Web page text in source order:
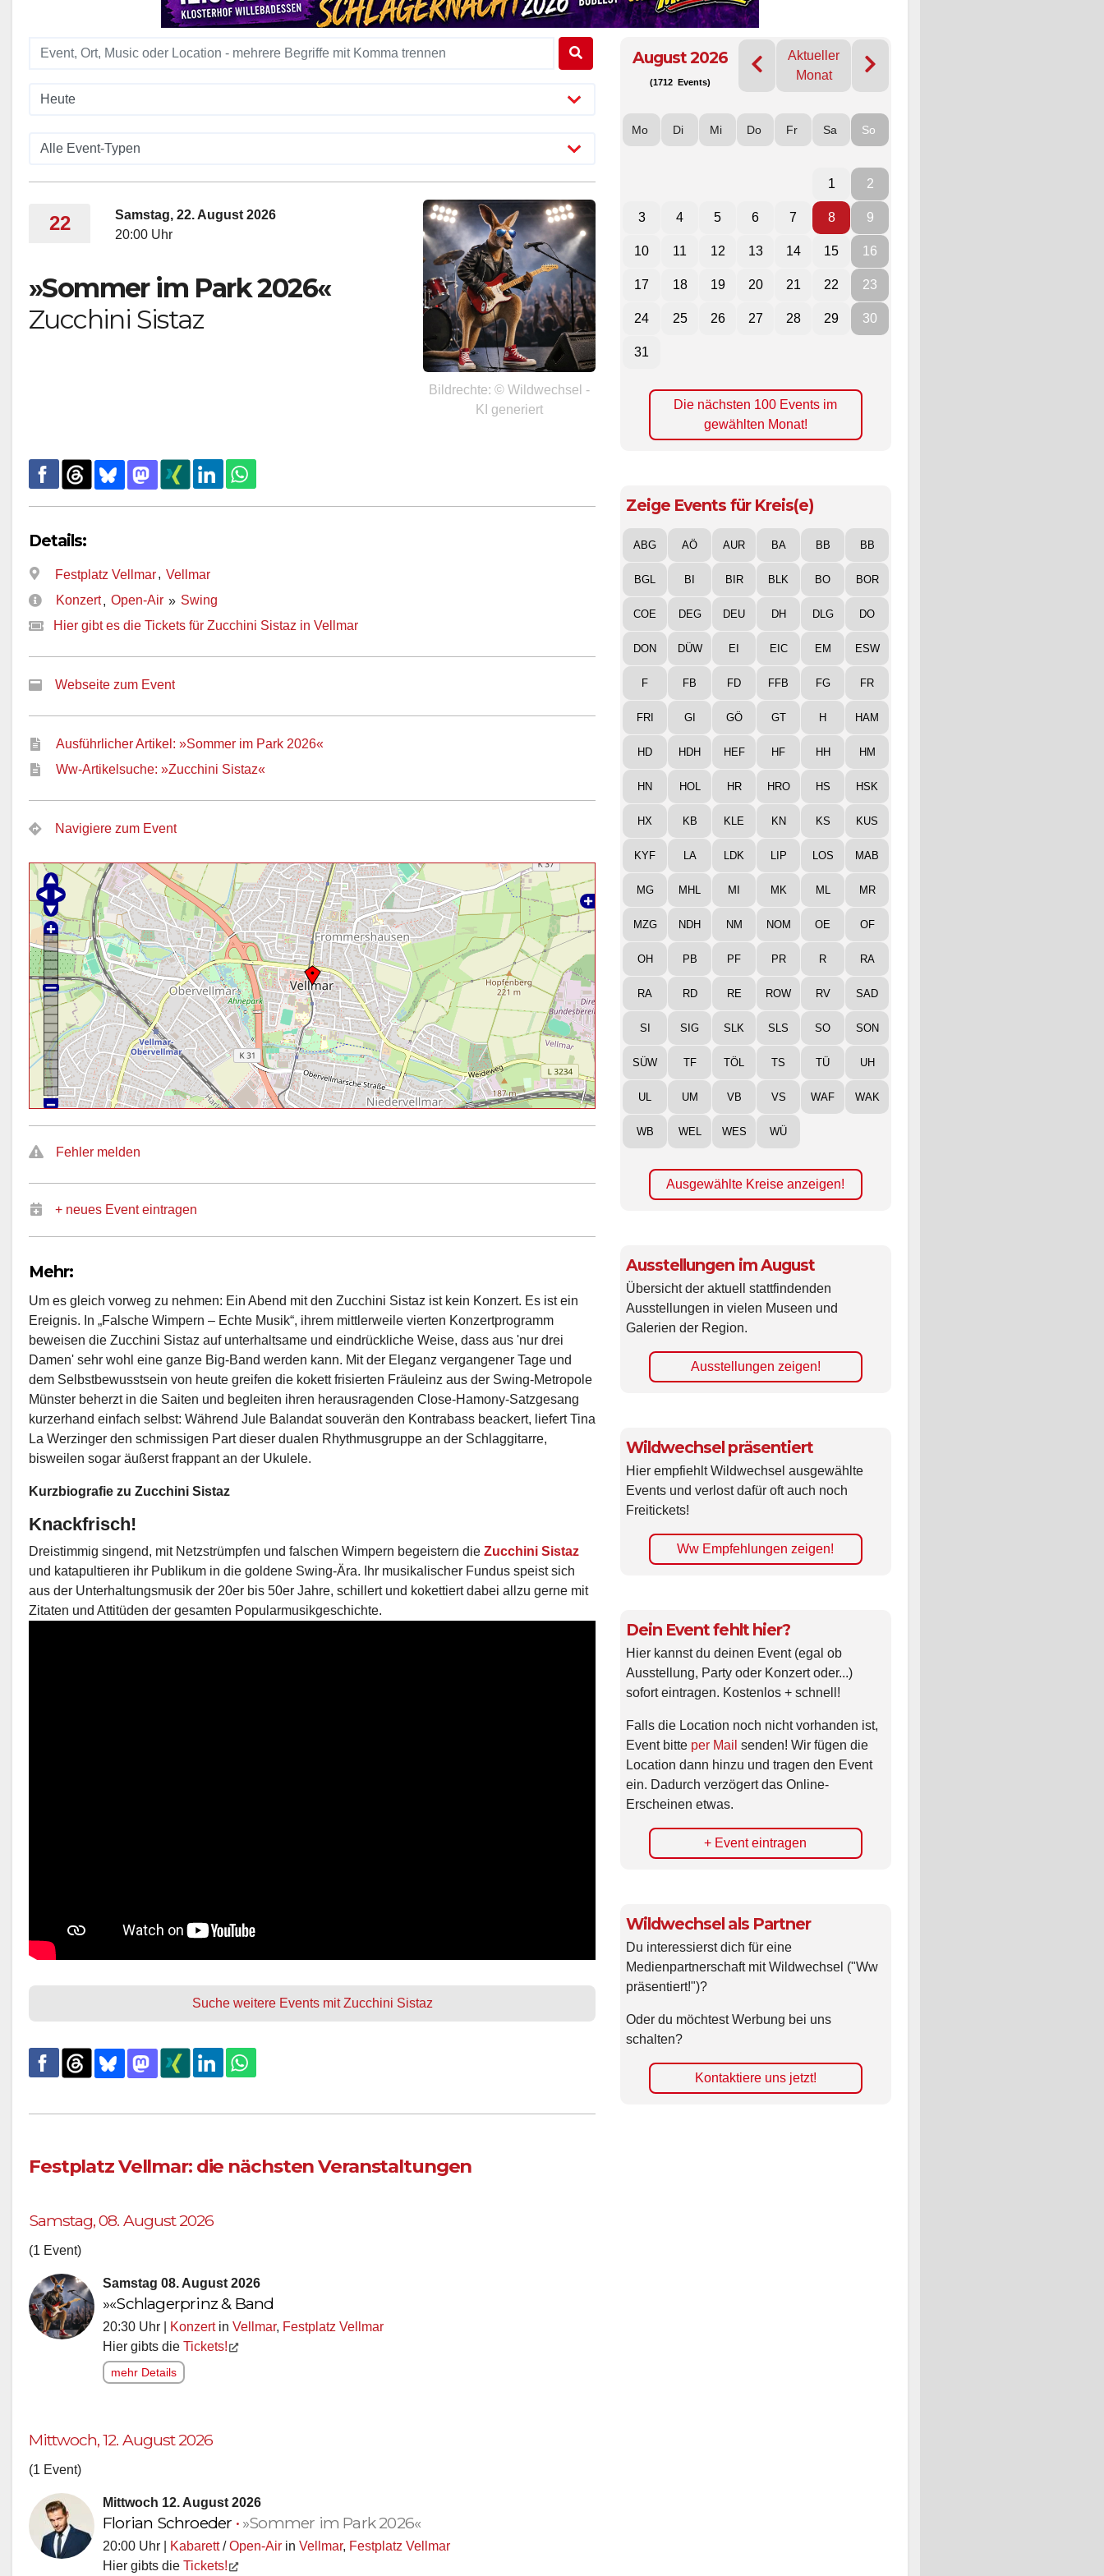
22
Samstag, 22. August 2026
20:00 Uhr
»Sommer im Park 2026«
Zucchini Sistaz
Bildrechte: © Wildwechsel -
KI generiert
Details:
Festplatz Vellmar, Vellmar
Konzert, Open-Air » Swing
Hier gibt es die Tickets für Zucchini Sistaz in Vellmar
Webseite zum Event
Ausführlicher Artikel: »Sommer im Park 2026«
Ww-Artikelsuche: »Zucchini Sistaz«
Navigiere zum Event
Fehler melden
+ neues Event eintragen
Mehr:
Um es gleich vorweg zu nehmen: Ein Abend mit den Zucchini Sistaz ist kein Konzert. Es ist ein
Ereignis. In „Falsche Wimpern – Echte Musik“, ihrem mittlerweile vierten Konzertprogramm
beweisen die Zucchini Sistaz auf unterhaltsame und eindrückliche Weise, dass aus 'nur drei
Damen' sehr wohl eine ganze Big-Band werden kann. Mit der Eleganz vergangener Tage und
dem Selbstbewusstsein von heute greifen die kokett frisierten Fräuleinz aus der Swing-Metropole
Münster beherzt in die Saiten und begleiten ihren herausragenden Close-Hamony-Satzgesang
kurzerhand einfach selbst: Während Jule Balandat souverän den Kontrabass beackert, liefert Tina
La Werzinger den schmissigen Part dieser dualen Rhythmusgruppe an der Schlaggitarre,
bisweilen sogar äußerst frappant an der Ukulele.
Kurzbiografie zu Zucchini Sistaz
Knackfrisch!
Dreistimmig singend, mit Netzstrümpfen und falschen Wimpern begeistern die Zucchini Sistaz
und katapultieren ihr Publikum in die goldene Swing-Ära. Ihr musikalischer Fundus speist sich
aus der Unterhaltungsmusik der 20er bis 50er Jahre, schillert und kokettiert dabei allzu gerne mit
Zitaten und Attitüden der gesamten Popularmusikgeschichte.
Suche weitere Events mit Zucchini Sistaz
Festplatz Vellmar: die nächsten Veranstaltungen
Samstag, 08. August 2026
(1 Event)
Samstag 08. August 2026
»«Schlagerprinz & Band
20:30 Uhr | Konzertin Vellmar, Festplatz Vellmar
Hier gibts die Tickets!
mehr Details
Mittwoch, 12. August 2026
(1 Event)
Mittwoch 12. August 2026
Florian Schroeder • »Sommer im Park 2026«
20:00 Uhr | Kabarett/Open-Air in Vellmar, Festplatz Vellmar
Hier gibts die Tickets!
August 2026
(1712 Events)
Aktueller
Monat
Mo Di Mi Do Fr Sa So
1 2
3 4 5 6 7 8 9
10 11 12 13 14 15 16
17 18 19 20 21 22 23
24 25 26 27 28 29 30
31
Die nächsten 100 Events im
gewählten Monat!
Zeige Events für Kreis(e)
ABG AÖ AUR BA BB BB
BGL BI BIR BLK BO BOR
COE DEG DEU DH DLG DO
DON DÜW EI EIC EM ESW
F FB FD FFB FG FR
FRI GI GÖ GT H HAM
HD HDH HEF HF HH HM
HN HOL HR HRO HS HSK
HX KB KLE KN KS KUS
KYF LA LDK LIP LOS MAB
MG MHL MI MK ML MR
MZG NDH NM NOM OE OF
OH PB PF PR R RA
RA RD RE ROW RV SAD
SI SIG SLK SLS SO SON
SÜW TF TÖL TS TÜ UH
UL UM VB VS WAF WAK
WB WEL WES WÜ
Ausgewählte Kreise anzeigen!
Ausstellungen im August
Übersicht der aktuell stattfindenden
Ausstellungen in vielen Museen und
Galerien der Region.
Ausstellungen zeigen!
Wildwechsel präsentiert
Hier empfiehlt Wildwechsel ausgewählte
Events und verlost dafür oft auch noch
Freitickets!
Ww Empfehlungen zeigen!
Dein Event fehlt hier?
Hier kannst du deinen Event (egal ob
Ausstellung, Party oder Konzert oder...)
sofort eintragen. Kostenlos + schnell!
Falls die Location noch nicht vorhanden ist,
Event bitte per Mail senden! Wir fügen die
Location dann hinzu und tragen den Event
ein. Dadurch verzögert das Online-
Erscheinen etwas.
+ Event eintragen
Wildwechsel als Partner
Du interessierst dich für eine
Medienpartnerschaft mit Wildwechsel ("Ww
präsentiert!")?
Oder du möchtest Werbung bei uns
schalten?
Kontaktiere uns jetzt!